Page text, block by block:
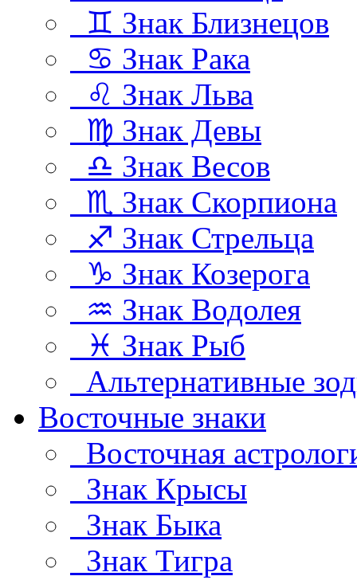
♊ Знак Близнецов
♋ Знак Рака
♌ Знак Льва
♍ Знак Девы
♎ Знак Весов
♏ Знак Скорпиона
♐ Знак Стрельца
♑ Знак Козерога
♒ Знак Водолея
♓ Знак Рыб
Альтернативные
Восточные знаки
Восточная
Знак Крысы
Знак Быка
Знак Тигра